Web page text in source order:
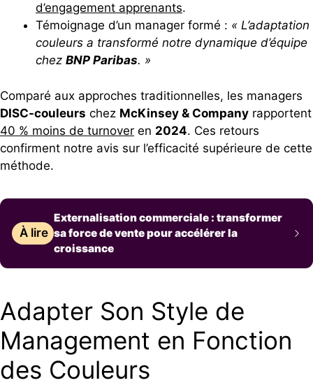
d’engagement apprenants.
Témoignage d’un manager formé : « L’adaptation
couleurs a transformé notre dynamique d’équipe
chez BNP Paribas. »
Comparé aux approches traditionnelles, les managers
DISC-couleurs chez McKinsey & Company rapportent
40 % moins de turnover en 2024. Ces retours
confirment notre avis sur l’efficacité supérieure de cette
méthode.
À lire
Externalisation commerciale : transformer
sa force de vente pour accélérer la
croissance
Adapter Son Style de
Management en Fonction
des Couleurs